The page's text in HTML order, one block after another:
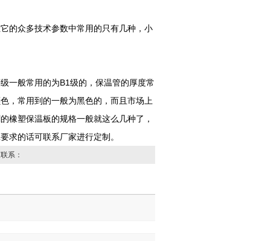
的众多技术参数中常用的只有几种，小
一般常用的为B1级的，保温管的厚度常
，常用到的一般为黑色的，而且市场上
橡塑保温板的规格一般就这么几种了，
求的话可联系厂家进行定制。
系：